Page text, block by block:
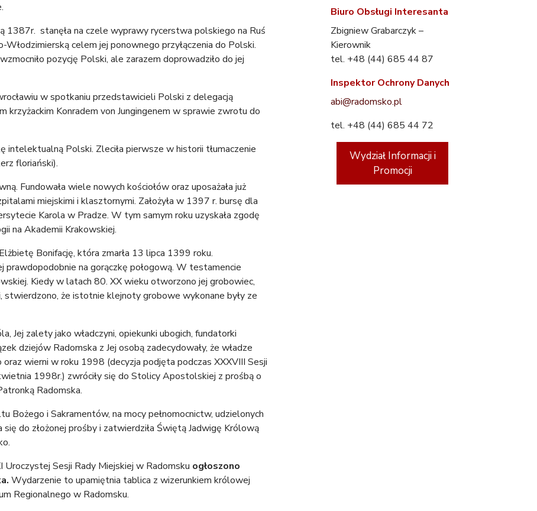
1387r. stanęła na czele wyprawy rycerstwa polskiego na Ruś
Włodzimierską celem jej ponownego przyłączenia do Polski.
pozycję Polski, ale zarazem doprowadziło do jej
w spotkaniu przedstawicieli Polski z delegacją
krzyżackim Konradem von Jungingenem w sprawie zwrotu do
intelektualną Polski. Zleciła pierwsze w historii tłumaczenie
floriański).
Fundowała wiele nowych kościołów oraz uposażała już
miejskimi i klasztornymi. Założyła w 1397 r. bursę dla
Karola w Pradze. W tym samym roku uzyskała zgodę
na Akademii Krakowskiej.
Bonifację, która zmarła 13 lipca 1399 roku.
prawdopodobnie na gorączkę połogową. W testamencie
Kiedy w latach 80. XX wieku otworzono jej grobowiec,
stwierdzono, że istotnie klejnoty grobowe wykonane były ze
Jej zalety jako władczyni, opiekunki ubogich, fundatorki
dziejów Radomska z Jej osobą zadecydowały, że władze
wierni w roku 1998 (decyzja podjęta podczas XXXVIII Sesji
1998r.) zwróciły się do Stolicy Apostolskiej z prośbą o
Radomska.
Bożego i Sakramentów, na mocy pełnomocnictw, udzielonych
się do złożonej prośby i zatwierdziła Świętą Jadwigę Królową
Uroczystej Sesji Rady Miejskiej w Radomsku ogłoszono
Wydarzenie to upamiętnia tablica z wizerunkiem królowej
Regionalnego w Radomsku.
Biuro Obsługi Interesanta
Zbigniew Grabarczyk –
Kierownik
tel. +48 (44) 685 44 87
Inspektor Ochrony Danych
abi@radomsko.pl
tel. +48 (44) 685 44 72
Wydział Informacji i
Promocji